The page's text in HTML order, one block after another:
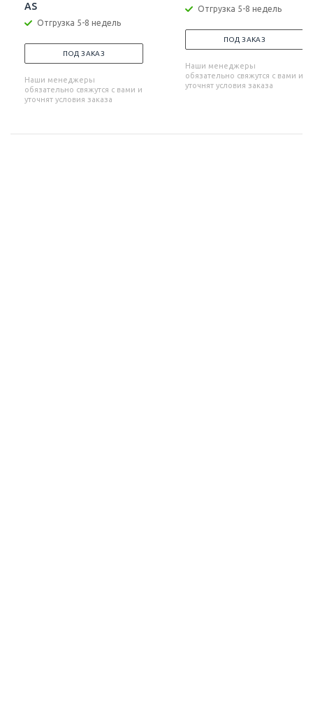
AS
Отгрузка 5-8 недель
ПОД ЗАКАЗ
Наши менеджеры
обязательно свяжутся с вами и
уточнят условия заказа
Отгрузка 5-8 недель
ПОД ЗАКАЗ
Наши менеджеры
обязательно свяжутся с вами и
уточнят условия заказа